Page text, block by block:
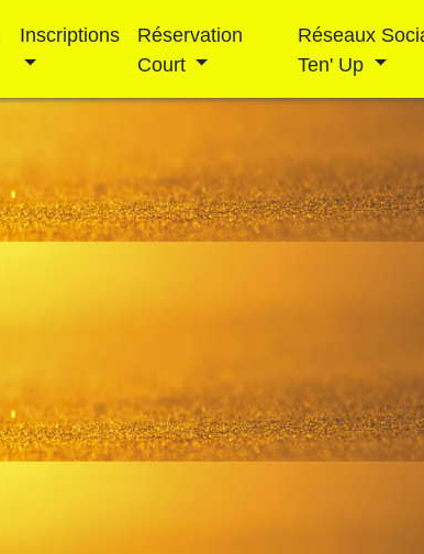
Inscriptions
Réservation
Court
Réseaux
Ten' Up